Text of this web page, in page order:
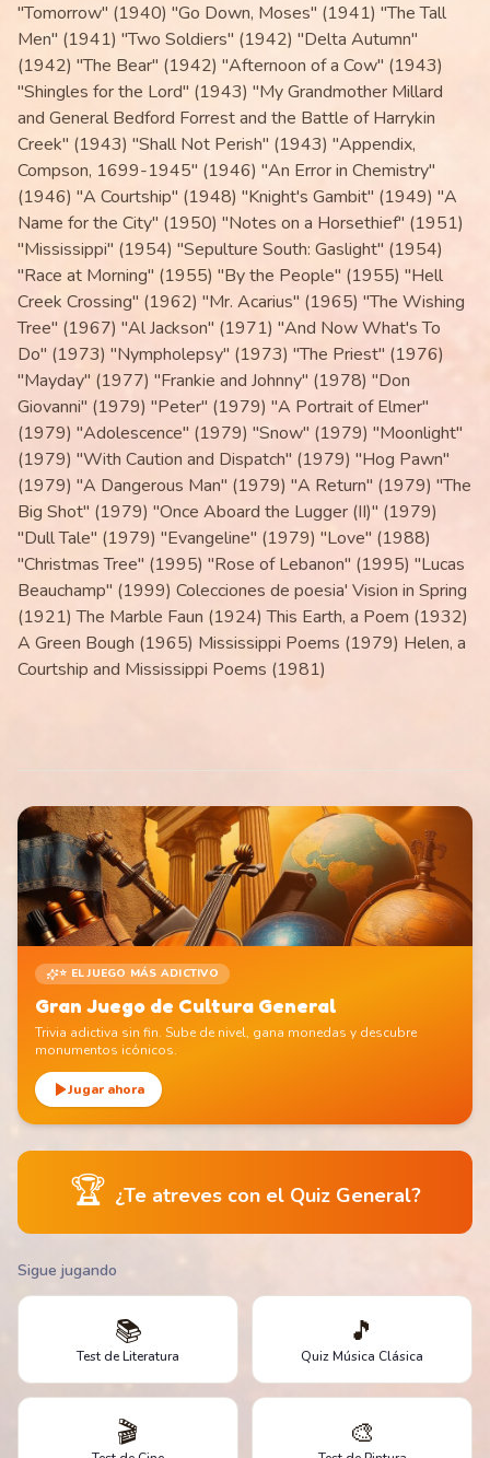
"Tomorrow" (1940) "Go Down, Moses" (1941) "The Tall
Men" (1941) "Two Soldiers" (1942) "Delta Autumn"
(1942) "The Bear" (1942) "Afternoon of a Cow" (1943)
"Shingles for the Lord" (1943) "My Grandmother Millard
and General Bedford Forrest and the Battle of Harrykin
Creek" (1943) "Shall Not Perish" (1943) "Appendix,
Compson, 1699-1945" (1946) "An Error in Chemistry"
(1946) "A Courtship" (1948) "Knight's Gambit" (1949) "A
Name for the City" (1950) "Notes on a Horsethief" (1951)
"Mississippi" (1954) "Sepulture South: Gaslight" (1954)
"Race at Morning" (1955) "By the People" (1955) "Hell
Creek Crossing" (1962) "Mr. Acarius" (1965) "The Wishing
Tree" (1967) "Al Jackson" (1971) "And Now What's To
Do" (1973) "Nympholepsy" (1973) "The Priest" (1976)
"Mayday" (1977) "Frankie and Johnny" (1978) "Don
Giovanni" (1979) "Peter" (1979) "A Portrait of Elmer"
(1979) "Adolescence" (1979) "Snow" (1979) "Moonlight"
(1979) "With Caution and Dispatch" (1979) "Hog Pawn"
(1979) "A Dangerous Man" (1979) "A Return" (1979) "The
Big Shot" (1979) "Once Aboard the Lugger (II)" (1979)
"Dull Tale" (1979) "Evangeline" (1979) "Love" (1988)
"Christmas Tree" (1995) "Rose of Lebanon" (1995) "Lucas
Beauchamp" (1999) Colecciones de poesia' Vision in Spring
(1921) The Marble Faun (1924) This Earth, a Poem (1932)
A Green Bough (1965) Mississippi Poems (1979) Helen, a
Courtship and Mississippi Poems (1981)
⭐ EL JUEGO MÁS ADICTIVO
Gran Juego de Cultura General
Trivia adictiva sin fin. Sube de nivel, gana monedas y descubre
monumentos icónicos.
Jugar ahora
🏆 ¿Te atreves con el Quiz General?
Sigue jugando
📚
Test de Literatura
🎵
Quiz Música Clásica
🎬 🎨